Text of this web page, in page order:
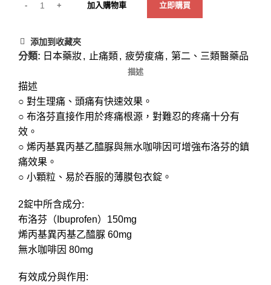
加入購物車 立即購買
添加到收藏夾
分類: 日本藥妝, 止痛類 , 疲勞痠痛, 第二、三類醫藥品
描述
描述
○ 對生理痛、頭痛有快速效果。
○ 布洛芬直接作用於疼痛根源，對難忍的疼痛十分有
效。
○ 烯丙基異丙基乙醯脲與無水咖啡因可增強布洛芬的鎮
痛效果。
○ 小顆粒、易於吞服的薄膜包衣錠。
2錠中所含成分:
布洛芬（Ibuprofen）150mg
烯丙基異丙基乙醯脲 60mg
無水咖啡因 80mg
有效成分與作用: